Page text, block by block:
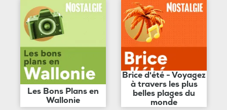
Les Bons Plans en
Wallonie
Brice d'été - Voyagez
à travers les plus
belles plages du
monde